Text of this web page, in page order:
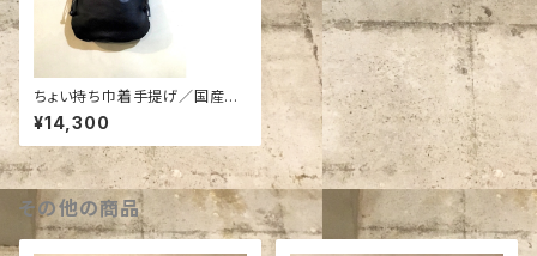
ちょい持ち巾着手提げ／国産牛
革／レスデザイン
¥14,300
その他の商品